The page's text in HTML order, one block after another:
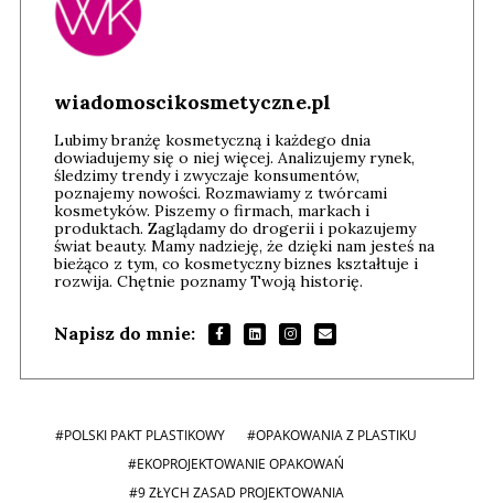
wiadomoscikosmetyczne.pl
Lubimy branżę kosmetyczną i każdego dnia
dowiadujemy się o niej więcej. Analizujemy rynek,
śledzimy trendy i zwyczaje konsumentów,
poznajemy nowości. Rozmawiamy z twórcami
kosmetyków. Piszemy o firmach, markach i
produktach. Zaglądamy do drogerii i pokazujemy
świat beauty. Mamy nadzieję, że dzięki nam jesteś na
bieżąco z tym, co kosmetyczny biznes kształtuje i
rozwija. Chętnie poznamy Twoją historię.
Napisz do mnie:
#POLSKI PAKT PLASTIKOWY
#OPAKOWANIA Z PLASTIKU
#EKOPROJEKTOWANIE OPAKOWAŃ
#9 ZŁYCH ZASAD PROJEKTOWANIA